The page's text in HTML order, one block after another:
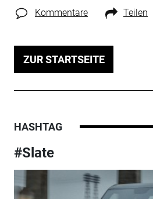
Kommentare Teilen
ZUR STARTSEITE
HASHTAG
#Slate